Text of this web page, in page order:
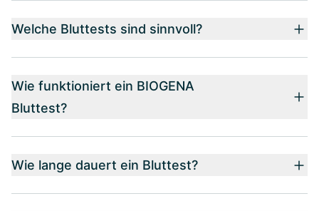
Welche Bluttests sind sinnvoll?
Wie funktioniert ein BIOGENA
Bluttest?
Wie lange dauert ein Bluttest?